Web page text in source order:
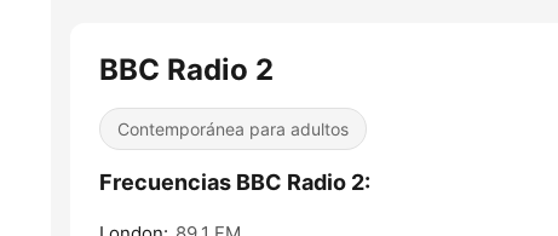
BBC Radio 2
Contemporánea para adultos
Frecuencias BBC Radio 2: